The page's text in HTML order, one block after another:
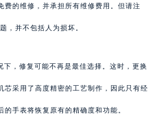
费的维修，并承担所有维修费用。但请注
，并不包括人为损坏。
，修复可能不再是最佳选择。这时，更换
芯采用了高度精密的工艺制作，因此只有经
手表将恢复原有的精确度和功能。